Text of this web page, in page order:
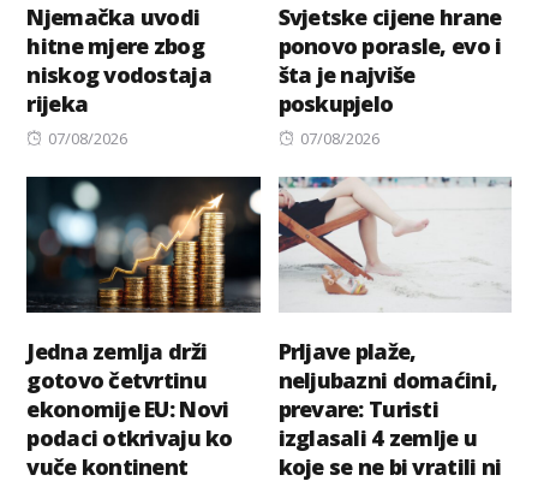
Njemačka uvodi
hitne mjere zbog
niskog vodostaja
rijeka
Posted
07/08/2026
Svjetske cijene hrane
ponovo porasle, evo i
šta je najviše
poskupjelo
Posted
07/08/2026
Jedna zemlja drži
gotovo četvrtinu
ekonomije EU: Novi
podaci otkrivaju ko
vuče kontinent
Prljave plaže,
neljubazni domaćini,
prevare: Turisti
izglasali 4 zemlje u
koje se ne bi vratili ni